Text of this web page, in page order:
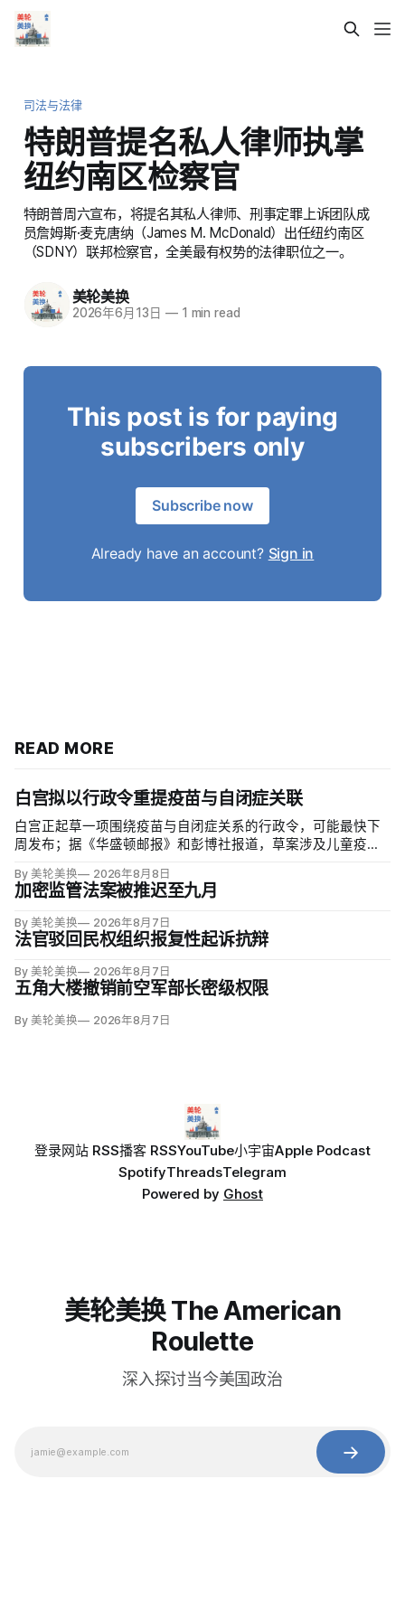
司法与法律
特朗普提名私人律师执掌
纽约南区检察官
特朗普周六宣布，将提名其私人律师、刑事定罪上诉团队成
员詹姆斯·麦克唐纳（James M. McDonald）出任纽约南区
（SDNY）联邦检察官，全美最有权势的法律职位之一。
美轮美换
2026年6月13日 —1 min read
This post is for paying
subscribers only
Subscribe now
Already have an account? Sign in
READ MORE
白宫拟以行政令重提疫苗与自闭症关联
白宫正起草一项围绕疫苗与自闭症关系的行政令，可能最快下
周发布；据《华盛顿邮报》和彭博社报道，草案涉及儿童疫苗
项覆盖全球数百万儿童的高质量研究均未发现儿童疫苗导致自
闭症，相关说法源自一项后来撤稿的欺诈性研究，作者也被吊
销执照。
By 美轮美换 2026年8月8日
加密监管法案被推迟至九月
By 美轮美换 2026年8月7日
法官驳回民权组织报复性起诉抗辩
By 美轮美换 2026年8月7日
五角大楼撤销前空军部长密级权限
By 美轮美换 2026年8月7日
登录网站 RSS播客 RSSYouTube小宇宙Apple Podcast
SpotifyThreadsTelegram
Powered by Ghost
美轮美换 The American
Roulette
深入探讨当今美国政治